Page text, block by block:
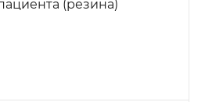
(резина)